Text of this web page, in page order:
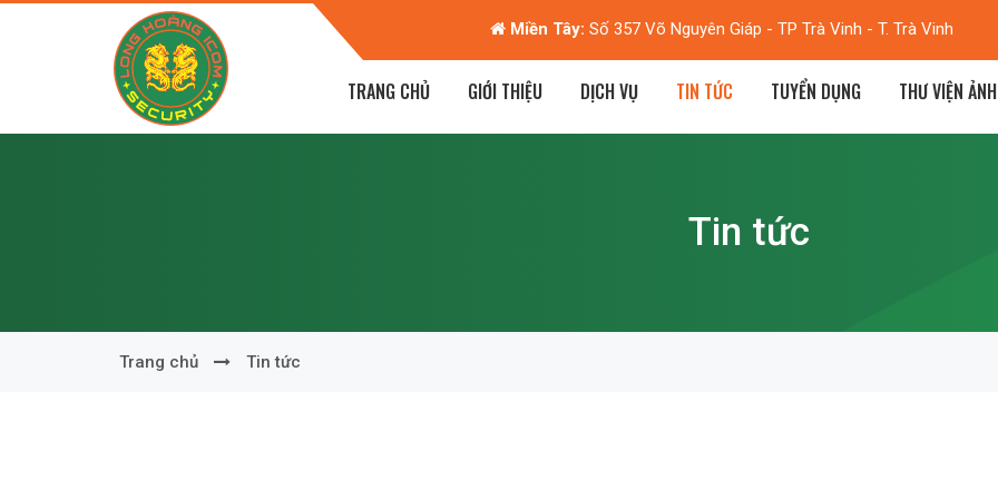
Phường Tân Giang - TP Hà Tĩnh Miền Tây: Số 357 Võ Nguyên Giáp - TP Trà Vinh - T. Trà Vinh
TRANG CHỦ GIỚI THIỆU DỊCH VỤ TIN TỨC TUYỂN DỤNG THƯ VIỆN ẢNH
Tin tức
Trang chủ Tin tức